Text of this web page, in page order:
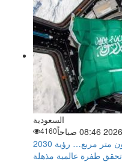
السعودية
4160
ترامب يغزو السعودية بمشروع 2.6 مليون متر مربع… رؤية 2030